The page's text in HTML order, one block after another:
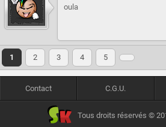
oula
1 2 3 4 5
Contact C.G.U.
Tous droits réservés ©